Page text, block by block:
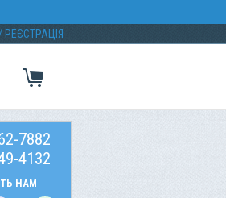
/ РЕЄСТРАЦІЯ
7882
4132
НАМ